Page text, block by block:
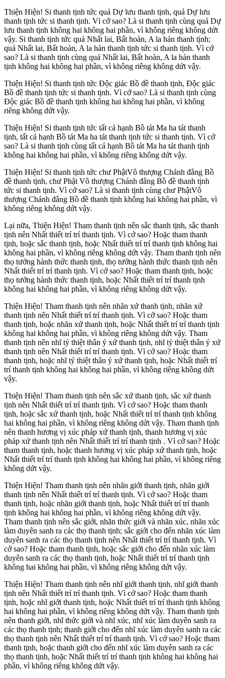
Thiện Hiện! Si thanh tịnh tức quả Dự lưu thanh tịnh, quả Dự lưu
thanh tịnh tức si thanh tịnh. Vì cớ sao? Là si thanh tịnh cùng quả Dự
lưu thanh tịnh không hai không hai phần, vì không riêng không dứt
vậy. Si thanh tịnh tức quả Nhất lai, Bất hoàn, A la hán thanh tịnh;
quả Nhất lai, Bất hoàn, A la hán thanh tịnh tức si thanh tịnh. Vì cớ
sao? Là si thanh tịnh cùng quả Nhất lai, Bất hoàn, A la hán thanh
tịnh không hai không hai phần, vì không riêng không dứt vậy.
Thiện Hiện! Si thanh tịnh tức Ðộc giác Bồ đề thanh tịnh, Ðộc giác
Bồ đề thanh tịnh tức si thanh tịnh. Vì cớ sao? Là si thanh tịnh cùng
Ðộc giác Bồ đề thanh tịnh không hai không hai phần, vì không
riêng không dứt vậy.
Thiện Hiện! Si thanh tịnh tức tất cả hạnh Bồ tát Ma ha tát thanh
tịnh, tất cả hạnh Bồ tát Ma ha tát thanh tịnh tức si thanh tịnh. Vì cớ
sao? Là si thanh tịnh cùng tất cả hạnh Bồ tát Ma ha tát thanh tịnh
không hai không hai phần, vì không riêng không dứt vậy.
Thiện Hiện! Si thanh tịnh tức chư PhậtVô thượng Chánh đẳng Bồ
đề thanh tịnh, chư Phật Vô thượng Chánh đẳng Bồ đề thanh tịnh
tức si thanh tịnh. Vì cớ sao? Là si thanh tịnh cùng chư PhậtVô
thượng Chánh đẳng Bồ đề thanh tịnh không hai không hai phần, vì
không riêng không dứt vậy.
Lại nữa, Thiện Hiện! Tham thanh tịnh nên sắc thanh tịnh, sắc thanh
tịnh nên Nhất thiết trí trí thanh tịnh. Vì cớ sao? Hoặc tham thanh
tịnh, hoặc sắc thanh tịnh, hoặc Nhất thiết trí trí thanh tịnh không hai
không hai phần, vì không riêng không dứt vậy. Tham thanh tịnh nên
thọ tưởng hành thức thanh tịnh, thọ tưởng hành thức thanh tịnh nên
Nhất thiết trí trí thanh tịnh. Vì cớ sao? Hoặc tham thanh tịnh, hoặc
thọ tưởng hành thức thanh tịnh, hoặc Nhất thiết trí trí thanh tịnh
không hai không hai phần, vì không riêng không dứt vậy.
Thiện Hiện! Tham thanh tịnh nên nhãn xứ thanh tịnh, nhãn xứ
thanh tịnh nên Nhất thiết trí trí thanh tịnh. Vì cớ sao? Hoặc tham
thanh tịnh, hoặc nhãn xứ thanh tịnh, hoặc Nhất thiết trí trí thanh tịnh
không hai không hai phần, vì không riêng không dứt vậy. Tham
thanh tịnh nên nhĩ tỷ thiệt thân ý xứ thanh tịnh, nhĩ tỷ thiệt thân ý xứ
thanh tịnh nên Nhất thiết trí trí thanh tịnh. Vì cớ sao? Hoặc tham
thanh tịnh, hoặc nhĩ tỷ thiệt thân ý xứ thanh tịnh, hoặc Nhất thiết trí
trí thanh tịnh không hai không hai phần, vì không riêng không dứt
vậy.
Thiện Hiện! Tham thanh tịnh nên sắc xứ thanh tịnh, sắc xứ thanh
tịnh nên Nhất thiết trí trí thanh tịnh. Vì cớ sao? Hoặc tham thanh
tịnh, hoặc sắc xứ thanh tịnh, hoặc Nhất thiết trí trí thanh tịnh không
hai không hai phần, vì không riêng không dứt vậy. Tham thanh tịnh
nên thanh hương vị xúc pháp xứ thanh tịnh, thanh hương vị xúc
pháp xứ thanh tịnh nên Nhất thiết trí trí thanh tịnh . Vì cớ sao? Hoặc
tham thanh tịnh, hoặc thanh hương vị xúc pháp xứ thanh tịnh, hoặc
Nhất thiết trí trí thanh tịnh không hai không hai phần, vì không riêng
không dứt vậy.
Thiện Hiện! Tham thanh tịnh nên nhãn giới thanh tịnh, nhãn giới
thanh tịnh nên Nhất thiết trí trí thanh tịnh. Vì cớ sao? Hoặc tham
thanh tịnh, hoặc nhãn giới thanh tịnh, hoặc Nhất thiết trí trí thanh
tịnh không hai không hai phần, vì không riêng không dứt vậy.
Tham thanh tịnh nên sắc giới, nhãn thức giới và nhãn xúc, nhãn xúc
làm duyên sanh ra các thọ thanh tịnh; sắc giới cho đến nhãn xúc làm
duyên sanh ra các thọ thanh tịnh nên Nhất thiết trí trí thanh tịnh. Vì
cớ sao? Hoặc tham thanh tịnh, hoặc sắc giới cho đến nhãn xúc làm
duyên sanh ra các thọ thanh tịnh, hoặc Nhất thiết trí trí thanh tịnh
không hai không hai phần, vì không riêng không dứt vậy.
Thiện Hiện! Tham thanh tịnh nên nhĩ giới thanh tịnh, nhĩ giới thanh
tịnh nên Nhất thiết trí trí thanh tịnh. Vì cớ sao? Hoặc tham thanh
tịnh, hoặc nhĩ giới thanh tịnh, hoặc Nhất thiết trí trí thanh tịnh không
hai không hai phần, vì không riêng không dứt vậy. Tham thanh tịnh
nên thanh giới, nhĩ thức giới và nhĩ xúc, nhĩ xúc làm duyên sanh ra
các thọ thanh tịnh; thanh giới cho đến nhĩ xúc làm duyên sanh ra các
thọ thanh tịnh nên Nhất thiết trí trí thanh tịnh. Vì cớ sao? Hoặc tham
thanh tịnh, hoặc thanh giới cho đến nhĩ xúc làm duyên sanh ra các
thọ thanh tịnh, hoặc Nhất thiết trí trí thanh tịnh không hai không hai
phần, vì không riêng không dứt vậy.